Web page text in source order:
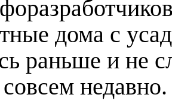
дома с
раньше и не
совсем